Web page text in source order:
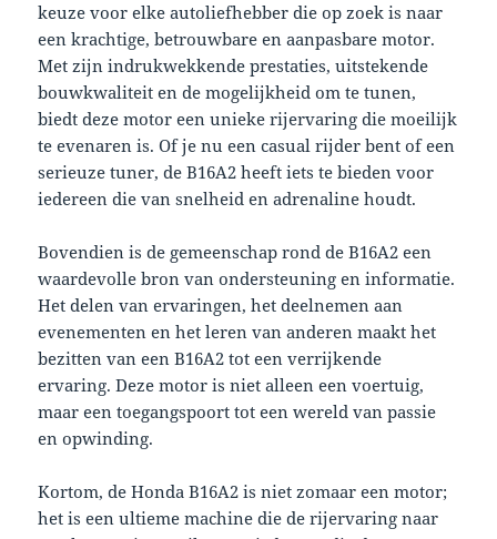
keuze voor elke autoliefhebber die op zoek is naar
een krachtige, betrouwbare en aanpasbare motor.
Met zijn indrukwekkende prestaties, uitstekende
bouwkwaliteit en de mogelijkheid om te tunen,
biedt deze motor een unieke rijervaring die moeilijk
te evenaren is. Of je nu een casual rijder bent of een
serieuze tuner, de B16A2 heeft iets te bieden voor
iedereen die van snelheid en adrenaline houdt.
Bovendien is de gemeenschap rond de B16A2 een
waardevolle bron van ondersteuning en informatie.
Het delen van ervaringen, het deelnemen aan
evenementen en het leren van anderen maakt het
bezitten van een B16A2 tot een verrijkende
ervaring. Deze motor is niet alleen een voertuig,
maar een toegangspoort tot een wereld van passie
en opwinding.
Kortom, de Honda B16A2 is niet zomaar een motor;
het is een ultieme machine die de rijervaring naar